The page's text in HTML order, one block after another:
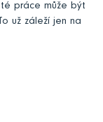
práce může být
už záleží jen na